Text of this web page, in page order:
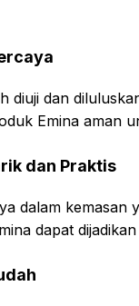
diuji dan
Emina aman
dan Praktis
dalam
dapat